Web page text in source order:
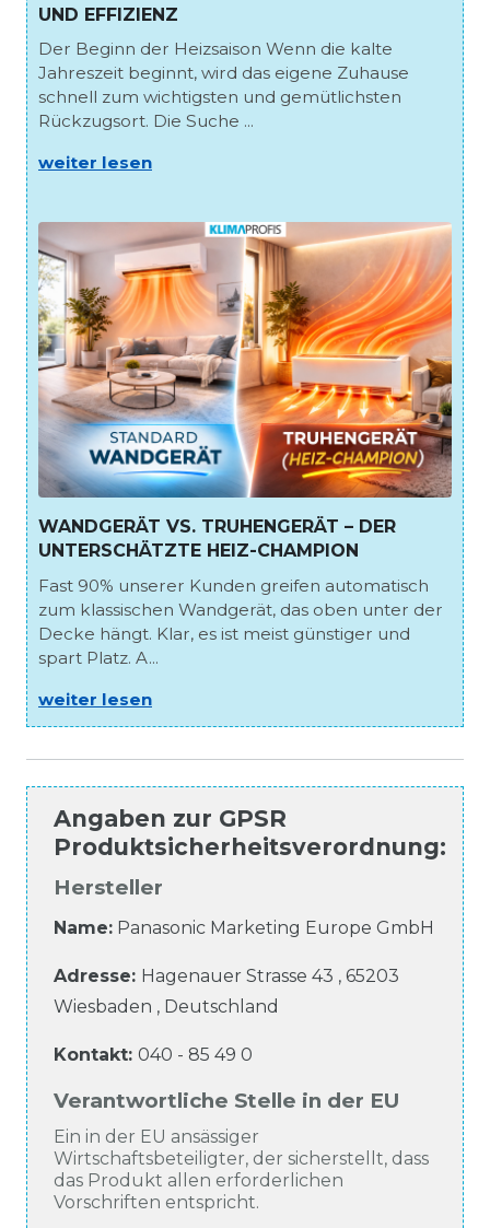
UND EFFIZIENZ
Der Beginn der Heizsaison Wenn die kalte
Jahreszeit beginnt, wird das eigene Zuhause
schnell zum wichtigsten und gemütlichsten
Rückzugsort. Die Suche ...
weiter lesen
WANDGERÄT VS. TRUHENGERÄT – DER
UNTERSCHÄTZTE HEIZ-CHAMPION
Fast 90% unserer Kunden greifen automatisch
zum klassischen Wandgerät, das oben unter der
Decke hängt. Klar, es ist meist günstiger und
spart Platz. A...
weiter lesen
Angaben zur GPSR
Produktsicherheitsverordnung:
Hersteller
Name: Panasonic Marketing Europe GmbH
Adresse: Hagenauer Strasse 43 , 65203
Wiesbaden , Deutschland
Kontakt: 040 - 85 49 0
Verantwortliche Stelle in der EU
Ein in der EU ansässiger
Wirtschaftsbeteiligter, der sicherstellt, dass
das Produkt allen erforderlichen
Vorschriften entspricht.